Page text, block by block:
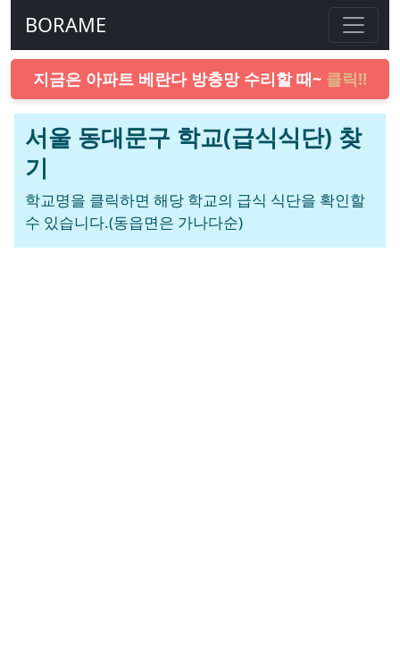
BORAME
지금은 아파트 베란다 방충망 수리할 때~ 클릭!!
서울 동대문구 학교(급식식단) 찾
기
학교명을 클릭하면 해당 학교의 급식 식단을 확인할
수 있습니다.(동읍면은 가나다순)